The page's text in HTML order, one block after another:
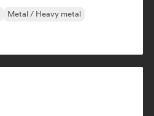
Metal / Heavy metal